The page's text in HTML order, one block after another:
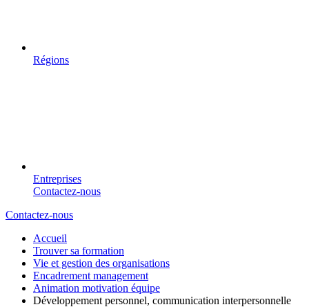
Régions
Entreprises
Contactez-nous
Contactez-nous
Accueil
Trouver sa formation
Vie et gestion des organisations
Encadrement management
Animation motivation équipe
Développement personnel, communication interpersonnelle